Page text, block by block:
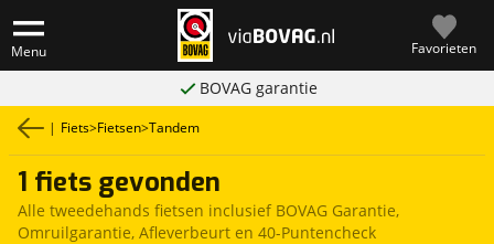
Menu Favorieten
BOVAG garantie
| Fiets>Fietsen>Tandem
1 fiets gevonden
Alle tweedehands fietsen inclusief BOVAG Garantie,
Omruilgarantie, Afleverbeurt en 40-Puntencheck